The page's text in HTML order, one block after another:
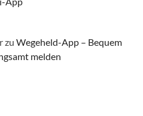
zu Wegeheld-App – Bequem
melden